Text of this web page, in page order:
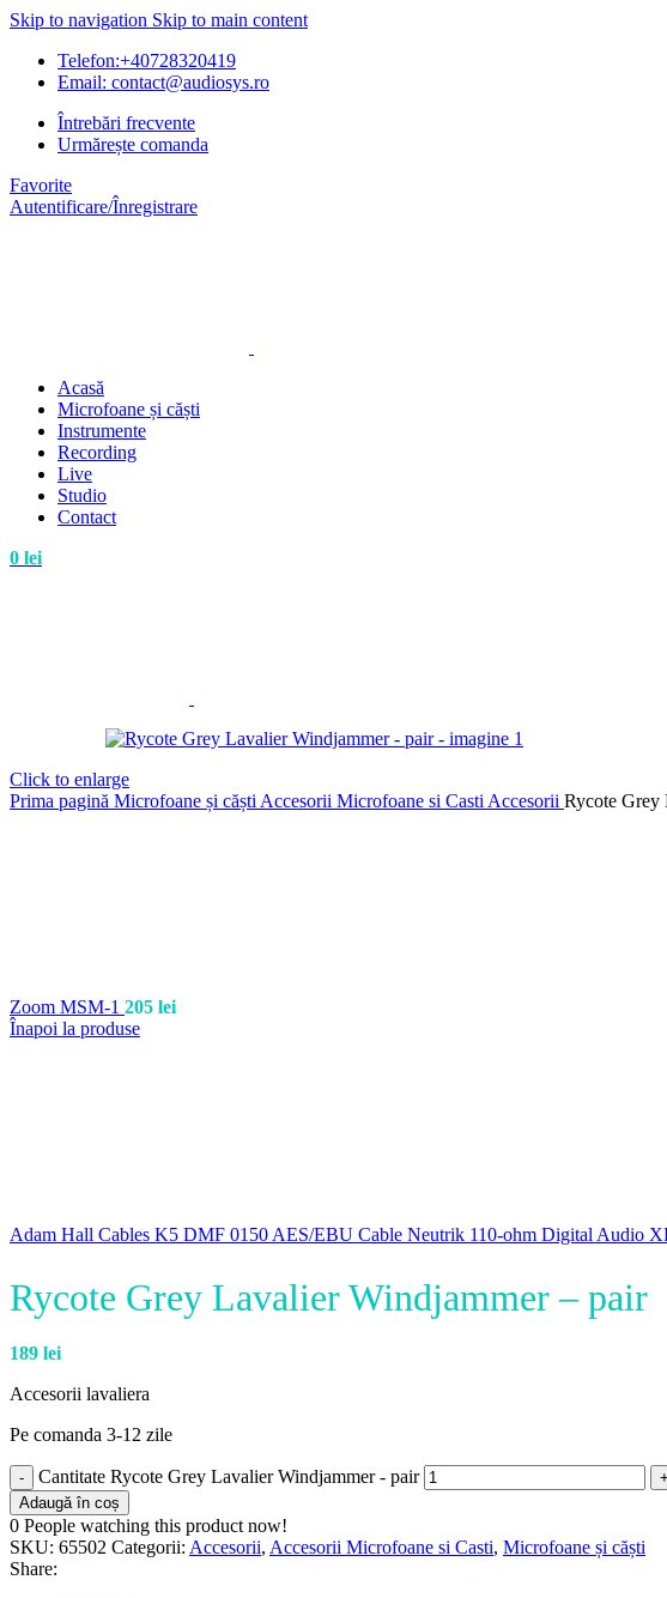
Skip to navigation Skip to main content
Telefon:+40728320419
Email: contact@audiosys.ro
Întrebări frecvente
Urmărește comanda
Favorite
Autentificare/Înregistrare
Acasă
Microfoane și căști
Instrumente
Recording
Live
Studio
Contact
0 lei
Click to enlarge
Prima pagină Microfoane și căști Accesorii Microfoane si Casti Accesorii Rycote Grey
Zoom MSM-1 205 lei
Înapoi la produse
Adam Hall Cables K5 DMF 0150 AES/EBU Cable Neutrik 110-ohm Digital Audio
Rycote Grey Lavalier Windjammer – pair
189 lei
Accesorii lavaliera
Pe comanda 3-12 zile
Cantitate Rycote Grey Lavalier Windjammer - pair
Adaugă în coș
0 People watching this product now!
SKU: 65502 Categorii: Accesorii, Accesorii Microfoane si Casti, Microfoane și căști
Share: